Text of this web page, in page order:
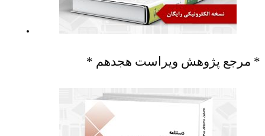
* مرجع پژوهش ویراست هجدهم *